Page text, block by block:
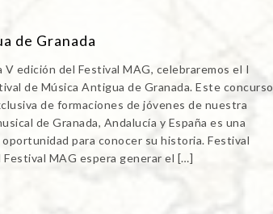
de Granada
edición del Festival MAG, celebraremos el I
de Música Antigua de Granada. Este concurso
de formaciones de jóvenes de nuestra
de Granada, Andalucía y España es una
para conocer su historia. Festival
MAG espera generar el […]